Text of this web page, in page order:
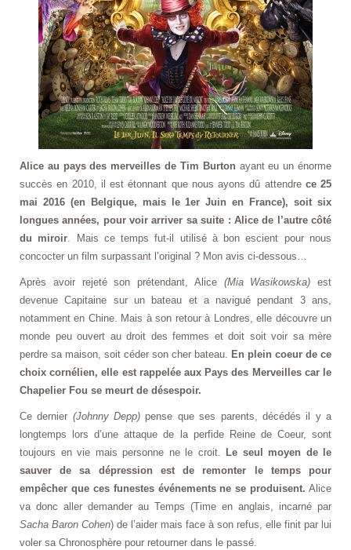
Alice au pays des merveilles de Tim Burton ayant eu un énorme
succès en 2010, il est étonnant que nous ayons dû attendre ce 25
mai 2016 (en Belgique, mais le 1er Juin en France), soit six
longues années, pour voir arriver sa suite : Alice de l’autre côté
du miroir. Mais ce temps fut-il utilisé à bon escient pour nous
concocter un film surpassant l’original ? Mon avis ci-dessous…
Après avoir rejeté son prétendant, Alice (Mia Wasikowska) est
devenue Capitaine sur un bateau et a navigué pendant 3 ans,
notamment en Chine. Mais à son retour à Londres, elle découvre un
monde peu ouvert au droit des femmes et doit soit voir sa mère
perdre sa maison, soit céder son cher bateau. En plein coeur de ce
choix cornélien, elle est rappelée aux Pays des Merveilles car le
Chapelier Fou se meurt de désespoir.
Ce dernier (Johnny Depp) pense que ses parents, décédés il y a
longtemps lors d’une attaque de la perfide Reine de Coeur, sont
toujours en vie mais personne ne le croit. Le seul moyen de le
sauver de sa dépression est de remonter le temps pour
empêcher que ces funestes événements ne se produisent. Alice
va donc aller demander au Temps (Time en anglais, incarné par
Sacha Baron Cohen) de l’aider mais face à son refus, elle finit par lui
voler sa Chronosphère pour retourner dans le passé.